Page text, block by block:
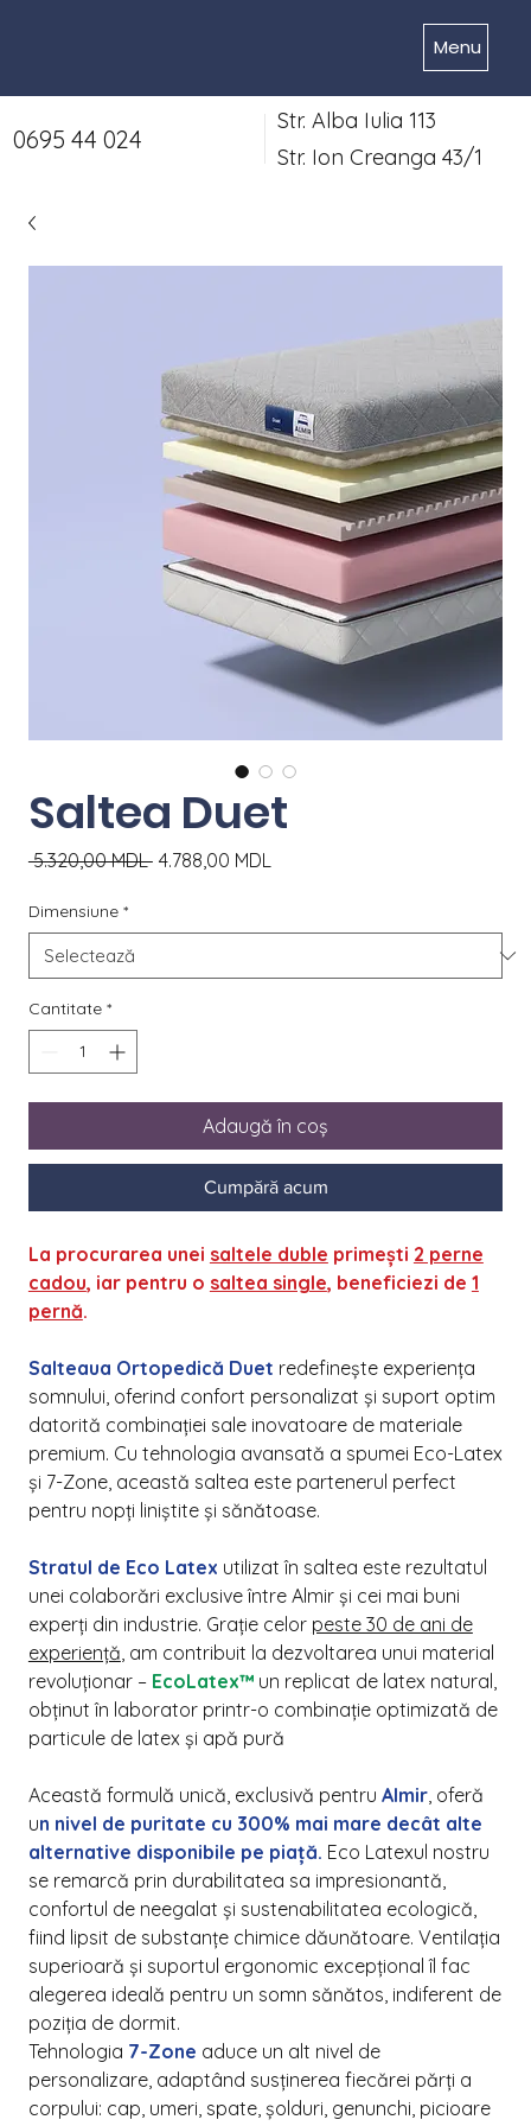
Menu
Saltea Duet
5.320,00 MDL Preț
4.788,00 MDL
Dimensiune *
Cantitate *
Adaugă în coș
Cumpără acum
La procurarea unei saltele duble primești 2 perne
cadou, iar pentru o saltea single, beneficiezi de 1
pernă.
Salteaua Ortopedică Duet redefinește experiența
somnului, oferind confort personalizat și suport optim
datorită combinației sale inovatoare de materiale
premium. Cu tehnologia avansată a spumei Eco-Latex
și 7-Zone, această saltea este partenerul perfect
pentru nopți liniștite și sănătoase.
Stratul de Eco Latex utilizat în saltea este rezultatul
unei colaborări exclusive între Almir și cei mai buni
experți din industrie. Grație celor peste 30 de ani de
experiență, am contribuit la dezvoltarea unui material
revoluționar – EcoLatex™un replicat de latex natural,
obținut în laborator printr-o combinație optimizată de
particule de latex și apă pură
Această formulă unică, exclusivă pentru Almir, oferă
un nivel de puritate cu 300% mai mare decât alte
alternative disponibile pe piață. Eco Latexul nostru
se remarcă prin durabilitatea sa impresionantă,
confortul de neegalat și sustenabilitatea ecologică,
fiind lipsit de substanțe chimice dăunătoare. Ventilația
superioară și suportul ergonomic excepțional îl fac
alegerea ideală pentru un somn sănătos, indiferent de
poziția de dormit.
Tehnologia 7-Zone aduce un alt nivel de
personalizare, adaptând susținerea fiecărei părți a
corpului: cap, umeri, spate, șolduri, genunchi, picioare
0695 44 024
Str. Ion Creanga 43/1
Str. Alba Iulia 113